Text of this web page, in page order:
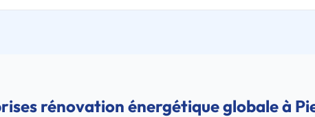
rénovation énergétique globale à